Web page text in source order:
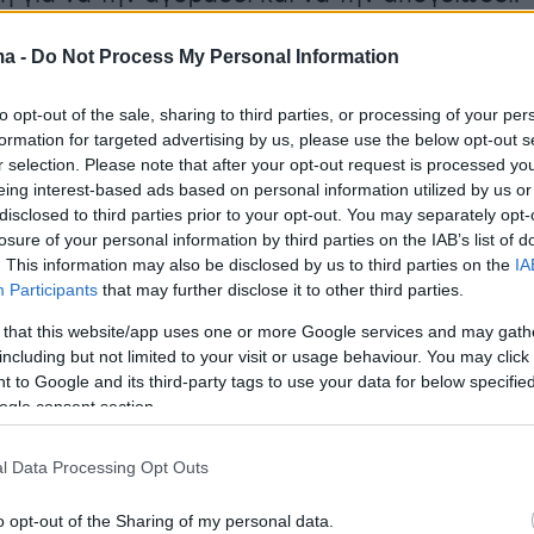
- Do Not Process My Personal Information
opt-out of the sale, sharing to third parties, or processing of your
for targeted advertising by us, please use the below opt-out
selection. Please note that after your opt-out request is processed
interest-based ads based on personal information utilized by us
to third parties prior to your opt-out. You may separately
of your personal information by third parties on the IAB’s list of
This information may also be disclosed by us to third parties on the
Participants that may further disclose it to other third parties.
that this website/app uses one or more Google services and may
but not limited to your visit or usage behaviour. You may
to Google and its third-party tags to use your data for below
consent section.
Data Processing Opt Outs
opt-out of the Sharing of my personal data.
ιδρυτής (το 2020) και διευθύνων σύμβουλος
προτεραιότητα τις επενδύσεις στον
αθλητισμό και όχι μόνο. Ο εν λόγω όμιλος
από τηνRHC Investments Holdingsκαι την
η οποία λειτουργεί ως φιλανθρωπική
του είναι στηΝέα Υόρκηαλλά
συχνά πυκνά στο
Μιλγουόκι.
των Μπακς και συνδέεται με χρόνια και
με τηνοικογένεια Αντετοκούνμπο